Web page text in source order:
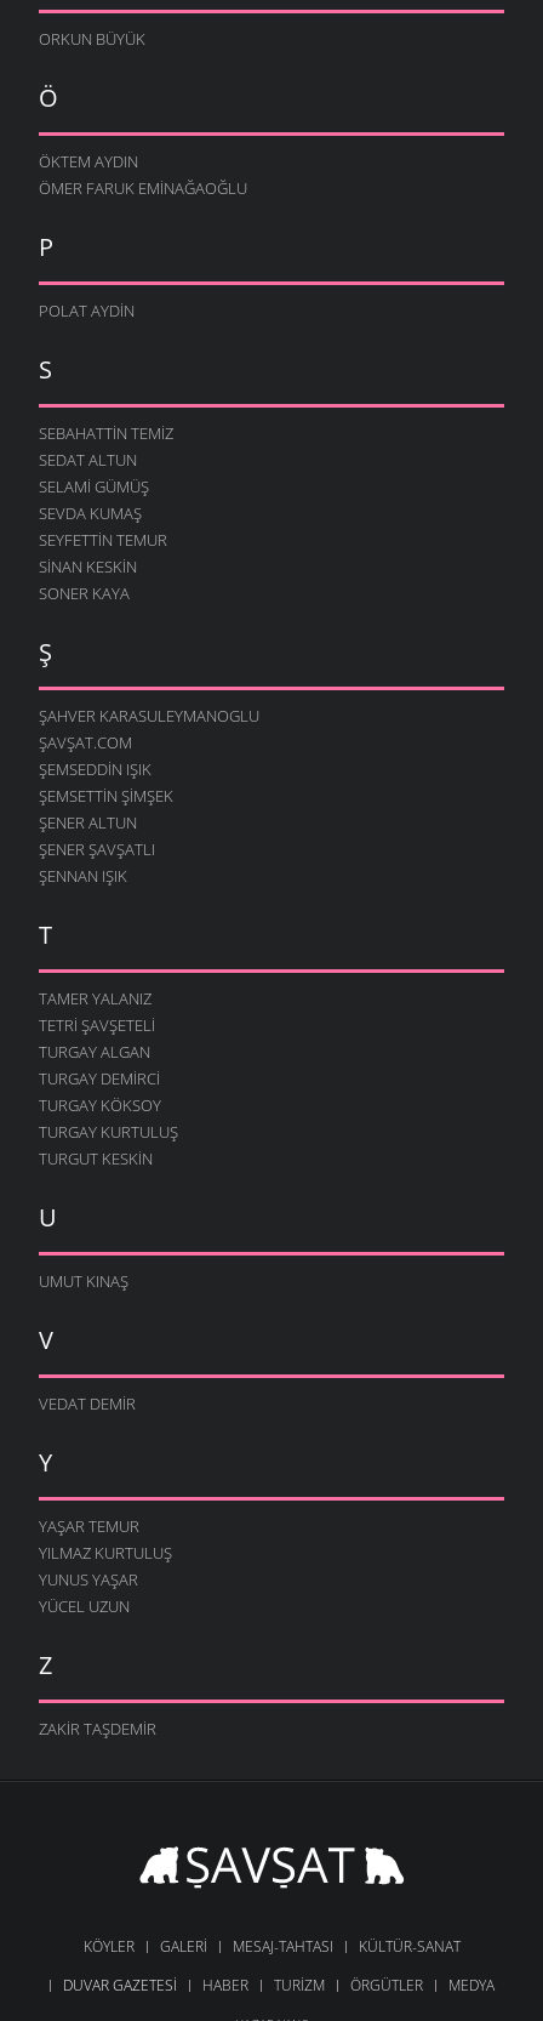
ORKUN BÜYÜK
Ö
ÖKTEM AYDIN
ÖMER FARUK EMINAĞAOĞLU
P
POLAT AYDIN
S
SEBAHATTIN TEMIZ
SEDAT ALTUN
SELAMI GÜMÜŞ
SEVDA KUMAŞ
SEYFETTIN TEMUR
SINAN KESKIN
SONER KAYA
Ş
ŞAHVER KARASULEYMANOGLU
ŞAVŞAT.COM
ŞEMSEDDIN IŞIK
ŞEMSETTIN ŞIMŞEK
ŞENER ALTUN
ŞENER ŞAVŞATLI
ŞENNAN IŞIK
T
TAMER YALANIZ
TETRI ŞAVŞETELI
TURGAY ALGAN
TURGAY DEMIRCI
TURGAY KÖKSOY
TURGAY KURTULUŞ
TURGUT KESKIN
U
UMUT KINAŞ
V
VEDAT DEMIR
Y
YAŞAR TEMUR
YILMAZ KURTULUŞ
YUNUS YAŞAR
YÜCEL UZUN
Z
ZAKIR TAŞDEMIR
KÖYLER GALERI MESAJ-TAHTASI
KÜLTÜR-SANAT
DUVAR GAZETESI
HABER TURIZM ÖRGÜTLER MEDYA